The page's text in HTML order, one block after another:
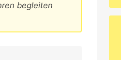
begleiten